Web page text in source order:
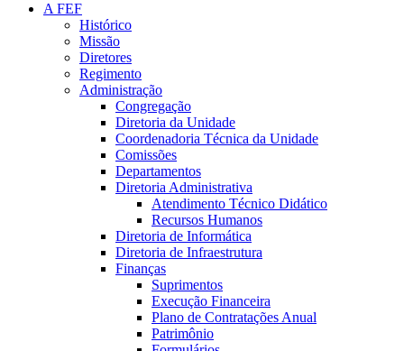
A FEF
Histórico
Missão
Diretores
Regimento
Administração
Congregação
Diretoria da Unidade
Coordenadoria Técnica da Unidade
Comissões
Departamentos
Diretoria Administrativa
Atendimento Técnico Didático
Recursos Humanos
Diretoria de Informática
Diretoria de Infraestrutura
Finanças
Suprimentos
Execução Financeira
Plano de Contratações Anual
Patrimônio